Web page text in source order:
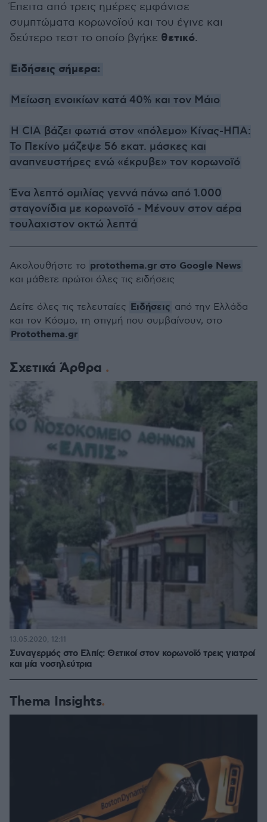
Έπειτα από τρεις ημέρες εμφάνισε
συμπτώματα κορωνοϊού και του έγινε και
δεύτερο τεστ το οποίο βγήκε θετικό.
Ειδήσεις σήμερα:
Μείωση ενοικίων κατά 40% και τον Μάιο
Η CIA βάζει φωτιά στον «πόλεμο» Κίνας-ΗΠΑ:
Το Πεκίνο μάζεψε 56 εκατ. μάσκες και
αναπνευστήρες ενώ «έκρυβε» τον κορωνοϊό
Ένα λεπτό ομιλίας γεννά πάνω από 1.000
σταγονίδια με κορωνοϊό - Μένουν στον αέρα
τουλαχιστον οκτώ λεπτά
Σχετικά Άρθρα
Συναγερμός στο Ελπίς: Θετικοί στον κορωνοϊό τρεις γιατροί
και μία νοσηλεύτρια
13.05.2020, 12:11
Thema Insights
Ακολουθήστε το protothema.gr στο Google News
και μάθετε πρώτοι όλες τις ειδήσεις
Δείτε όλες τις τελευταίες Ειδήσεις από την Ελλάδα
και τον Κόσμο, τη στιγμή που συμβαίνουν, στο
Protothema.gr